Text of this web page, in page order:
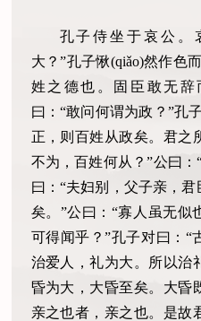
孔子侍坐于哀公。
大？”孔子愀(qiǎo)然作色
姓之德也。固臣敢无
曰：“敢问何谓为政？”孔
正，则百姓从政矣。君之
不为，百姓何从？”公曰
曰：“夫妇别，父子亲，
矣。”公曰：“寡人虽无似
可得闻乎？”孔子对曰：“
治爱人，礼为大。所以治
昏为大，大昏至矣。大昏
亲之也者，亲之也。是故